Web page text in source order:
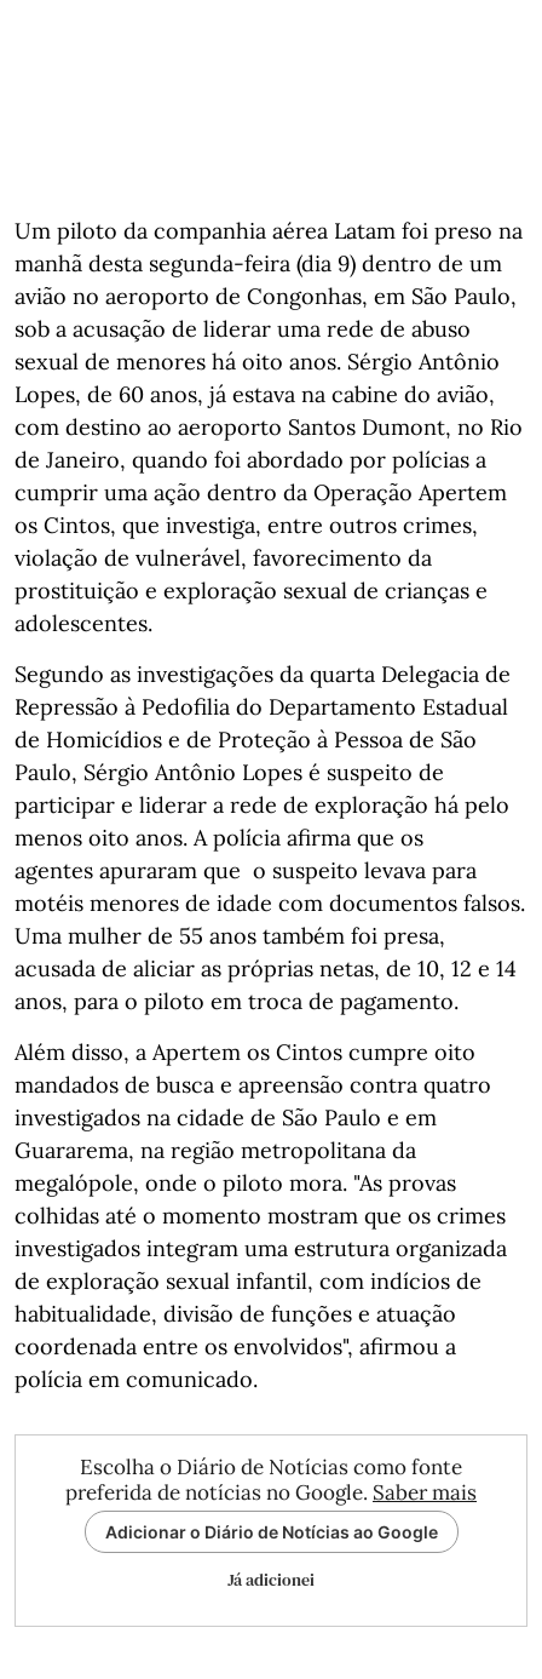
Um piloto da companhia aérea Latam foi preso na
manhã desta segunda-feira (dia 9) dentro de um
avião no aeroporto de Congonhas, em São Paulo,
sob a acusação de liderar uma rede de abuso
sexual de menores há oito anos. Sérgio Antônio
Lopes, de 60 anos, já estava na cabine do avião,
com destino ao aeroporto Santos Dumont, no Rio
de Janeiro, quando foi abordado por polícias a
cumprir uma ação dentro da Operação Apertem
os Cintos, que investiga, entre outros crimes,
violação de vulnerável, favorecimento da
prostituição e exploração sexual de crianças e
adolescentes.
Segundo as investigações da quarta Delegacia de
Repressão à Pedofilia do Departamento Estadual
de Homicídios e de Proteção à Pessoa de São
Paulo, Sérgio Antônio Lopes é suspeito de
participar e liderar a rede de exploração há pelo
menos oito anos. A polícia afirma que os
agentes apuraram que o suspeito levava para
motéis menores de idade com documentos falsos.
Uma mulher de 55 anos também foi presa,
acusada de aliciar as próprias netas, de 10, 12 e 14
anos, para o piloto em troca de pagamento.
Além disso, a Apertem os Cintos cumpre oito
mandados de busca e apreensão contra quatro
investigados na cidade de São Paulo e em
Guararema, na região metropolitana da
megalópole, onde o piloto mora. "As provas
colhidas até o momento mostram que os crimes
investigados integram uma estrutura organizada
de exploração sexual infantil, com indícios de
habitualidade, divisão de funções e atuação
coordenada entre os envolvidos", afirmou a
polícia em comunicado.
Escolha o Diário de Notícias como fonte
preferida de notícias no Google. Saber mais
Adicionar o Diário de Notícias ao Google
Já adicionei